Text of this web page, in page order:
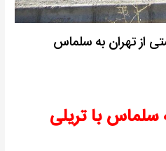
از تهران به سلماس
سلماس با تریلی